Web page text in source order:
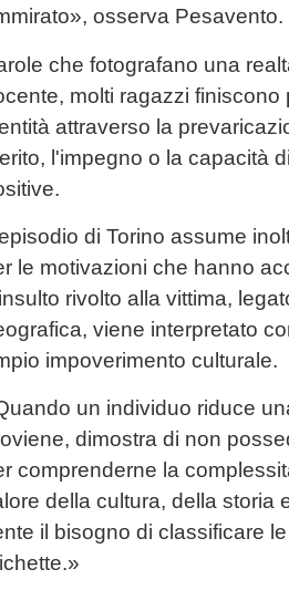
osserva Pesavento.
che fotografano una
molti ragazzi finiscono
attraverso la
l'impegno o la capacità
di Torino assume
le motivazioni che hanno
rivolto alla vittima,
viene interpretato
impoverimento culturale.
un individuo riduce
dimostra di non
comprenderne la
della cultura, della storia
il bisogno di classificare